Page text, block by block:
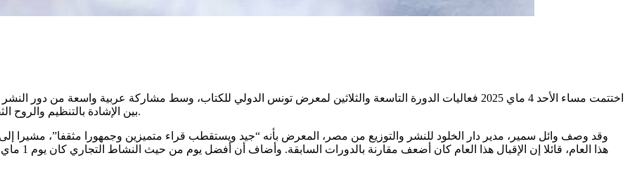
اختتمت مساء الأحد 4 ماي 2025 فعاليات الدورة التاسعة والثلاثين لمعرض تونس الدولي للكتاب، وسط مشاركة عربية
بين الإشادة بالتنظيم والروح الثقافية والتعبير عن بعض التحديات المتعلقة بالإقبال وتكاليف المشاركة.
وقد وصف وائل سمير، مدير دار الخلود للنشر والتوزيع من مصر، المعرض بأنه “جيد ويستقطب قراء متميزين وجمهورا مثقفا”، مشيرا
هذا